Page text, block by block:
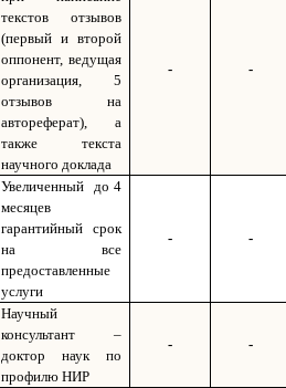
текстов отзывов
(первый и второй
оппонент, ведущая
организация, 5
отзывов на
автореферат), а
также текста
научного доклада
- -
Увеличенный до 4
месяцев
гарантийный срок
на все
предоставленные
услуги
- -
Научный
консультант –
доктор наук по
профилю НИР
- -